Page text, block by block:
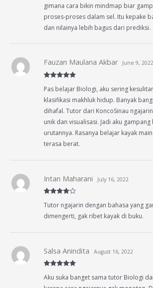
gimana cara bikin mindmap biar
proses-proses dalam sel. Itu kepake
dan nilainya lebih bagus dari prediksi.
of 5
Fauzan Maulana Akbar June 9, 2022
Pas belajar Biologi, aku sering
klasifikasi makhluk hidup. Banyak
dihafal. Tutor dari KoncoSinau
unik dan visualisasi. Jadi aku
urutannya. Rasanya belajar kayak
terasa berat.
out of 5
Intan Maharani July 16, 2022
Tutor ngajarin dengan bahasa yang
dimengerti, gak ribet kayak di buku.
of 5
Salsa Anindita August 16, 2022
Aku suka banget sama tutor Biologi